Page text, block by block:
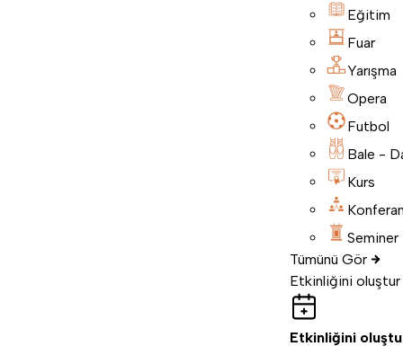
Eğitim
Fuar
Yarışma
Opera
Futbol
Bale -
Kurs
Seminer
Tümünü Gör
Etkinliğini oluştur
Etkinliğini